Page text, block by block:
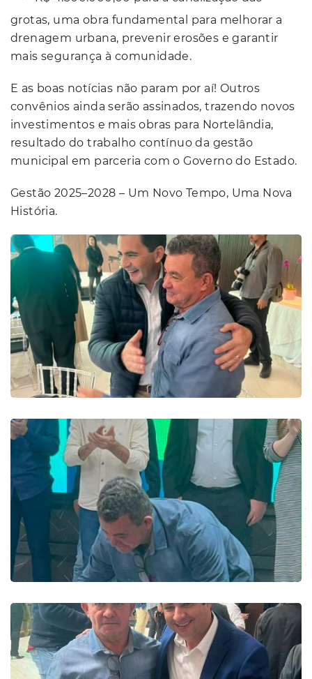
grotas, uma obra fundamental para melhorar a
drenagem urbana, prevenir erosões e garantir
mais segurança à comunidade.
E as boas notícias não param por aí! Outros
convênios ainda serão assinados, trazendo novos
investimentos e mais obras para Nortelândia,
resultado do trabalho contínuo da gestão
municipal em parceria com o Governo do Estado.
Gestão 2025–2028 – Um Novo Tempo, Uma Nova
História.